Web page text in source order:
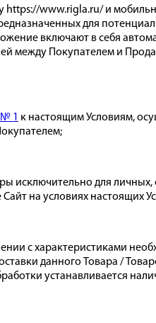
https://www.rigla.ru/ и
для
включают в себя
между Покупателем и
1 к настоящим Условиям,
исключительно для
на условиях настоящих
с характеристиками
данного Товара /
устанавливается